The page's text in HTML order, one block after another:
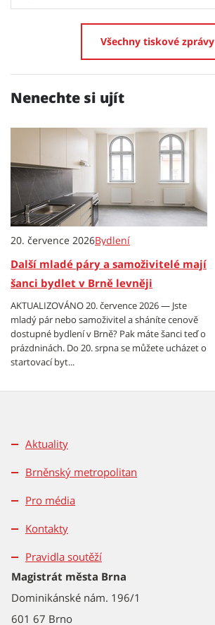
Všechny tiskové zprávy
Nenechte si ujít
20. července 2026Bydlení
Další mladé páry a samoživitelé mají
šanci bydlet v Brně levněji
AKTUALIZOVÁNO 20. července 2026 — Jste
mladý pár nebo samoživitel a sháníte cenově
dostupné bydlení v Brně? Pak máte šanci teď o
prázdninách. Do 20. srpna se můžete ucházet o
startovací byt...
Aktuality
Brněnský metropolitan
Pro média
Kontakty
Pravidla soutěží
Magistrát města Brna
Dominikánské nám. 196/1
601 67 Brno